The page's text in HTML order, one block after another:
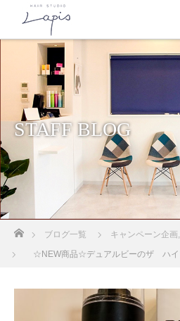
STAFF BLOG
ブログ一覧 キャンペーン企画,
☆NEW商品☆デュアルビーのザ ハイ